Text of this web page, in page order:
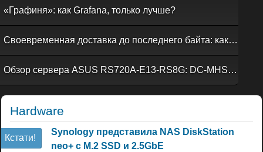
«Графиня»: как Grafana, только лучше?
Своевременная доставка до последнего байта: как российская сеть Curator CDN совмещает скорость, безопасность и гибкость управления
Обзор сервера ASUS RS720A-E13-RS8G: DC-MHS во всей красе
Hardware
Кстати!
Synology представила NAS DiskStation
neo+ с M.2 SSD и 2.5GbE